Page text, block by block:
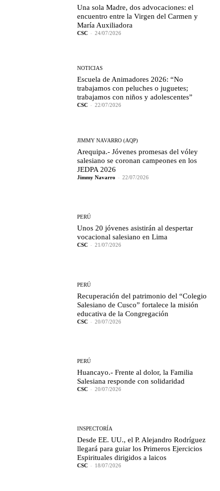
Una sola Madre, dos advocaciones: el
encuentro entre la Virgen del Carmen y
María Auxiliadora
CSC - 24/07/2026
NOTICIAS
Escuela de Animadores 2026: “No
trabajamos con peluches o juguetes;
trabajamos con niños y adolescentes”
CSC - 22/07/2026
JIMMY NAVARRO (AQP)
Arequipa.- Jóvenes promesas del vóley
salesiano se coronan campeones en los
JEDPA 2026
Jimmy Navarro - 22/07/2026
PERÚ
Unos 20 jóvenes asistirán al despertar
vocacional salesiano en Lima
CSC - 21/07/2026
PERÚ
Recuperación del patrimonio del “Colegio
Salesiano de Cusco” fortalece la misión
educativa de la Congregación
CSC - 20/07/2026
PERÚ
Huancayo.- Frente al dolor, la Familia
Salesiana responde con solidaridad
CSC - 20/07/2026
INSPECTORÍA
Desde EE. UU., el P. Alejandro Rodríguez
llegará para guiar los Primeros Ejercicios
Espirituales dirigidos a laicos
CSC - 18/07/2026